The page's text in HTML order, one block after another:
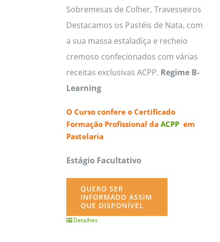
Sobremesas de Colher, Travesseiros
Destacamos os Pastéis de Nata, com
a sua massa estaladiça e recheio
cremoso confecionados com várias
receitas exclusivas ACPP. Regime B-
Learning
O Curso confere o Certificado
Formação Profissional da ACPPem
Pastelaria
Estágio Facultativo
QUERO SER
INFORMADO ASSIM
QUE DISPONÍVEL
Detalhes